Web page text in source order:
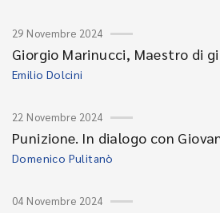
29 Novembre 2024
Giorgio Marinucci, Maestro di
Emilio Dolcini
22 Novembre 2024
Punizione. In dialogo con
Domenico Pulitanò
04 Novembre 2024